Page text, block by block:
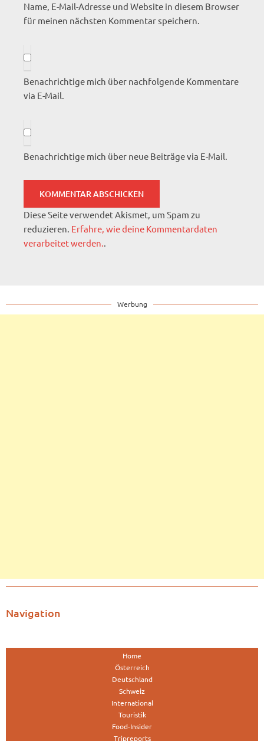
Name, E-Mail-Adresse und Website in diesem Browser
für meinen nächsten Kommentar speichern.
Benachrichtige mich über nachfolgende Kommentare
via E-Mail.
Benachrichtige mich über neue Beiträge via E-Mail.
Diese Seite verwendet Akismet, um Spam zu
reduzieren. Erfahre, wie deine Kommentardaten
verarbeitet werden..
Werbung
Navigation
Home
Österreich
Deutschland
Schweiz
International
Touristik
Food-Insider
Tripreports